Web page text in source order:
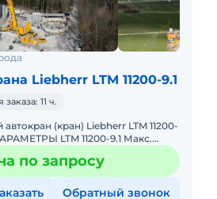
Liebherr LTM 11200-9.1
11 ч.
LTM 11200-9.1 Макс.
т Телескопическая стрела: 100
по запросу
Обратный звонок